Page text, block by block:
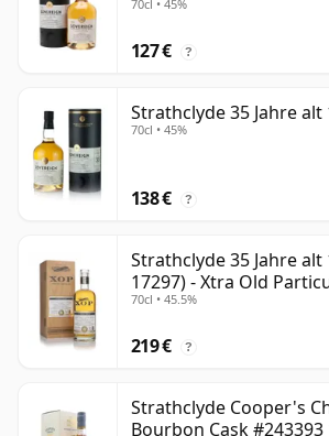
70cl • 45%
127 € ?
Strathclyde 35 Jahre alt
70cl • 45%
138 € ?
Strathclyde 35 Jahre alt
17297) - Xtra Old
70cl • 45.5%
219 € ?
Strathclyde Cooper's
Bourbon Cask #243393